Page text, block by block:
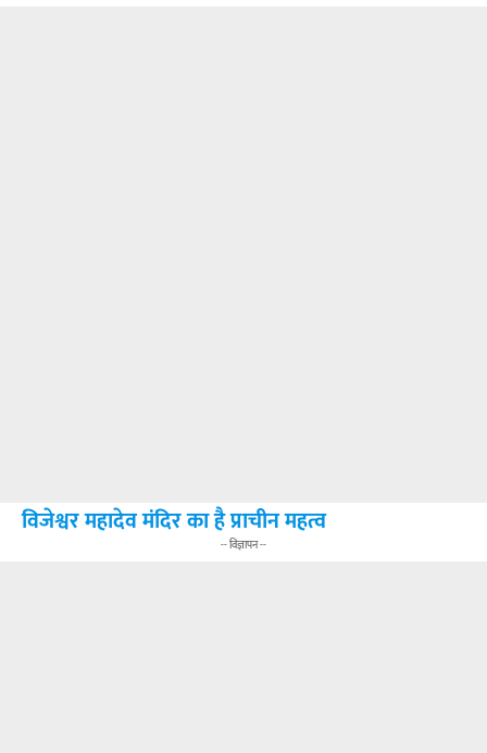
विजेश्वर महादेव मंदिर का है प्राचीन महत्व
-- विज्ञापन --